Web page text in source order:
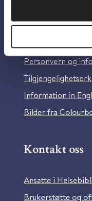
Om
Personvern og
Information in
Bilder fra
Kontakt oss
Ansatte i
Brukerstøtte og